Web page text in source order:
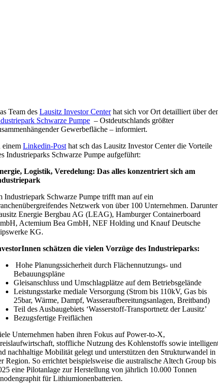
Team des Lausitz Investor Centerhat sich vor Ort detailliert über
Schwarze Pumpe – Ostdeutschlands größter
Gewerbefläche – informiert.
einem Linkedin-Post hat sch das Lausitz Investor Center die Vorteile
Industrieparks Schwarze Pumpe aufgeführt:
Logistik, Veredelung: Das alles konzentriert sich am
Industriepark Schwarze Pumpe trifft man auf ein
Netzwerk von über 100 Unternehmen.
Energie Bergbau AG (LEAG), Hamburger Containerboard
Actemium Bea GmbH, NEF Holding und Knauf Deutsche
KG.
schätzen die vielen Vorzüge des Industrieparks:
Hohe Planungssicherheit durch Flächennutzungs- und
Bebauungspläne
Gleisanschluss und Umschlagplätze auf dem Betriebsgelände
Leistungsstarke mediale Versorgung (Strom bis 110kV, Gas bis
25bar, Wärme, Dampf, Wasseraufbereitungsanlagen, Breitband)
Teil des Ausbaugebiets ‘Wasserstoff-Transportnetz der Lausitz’
Bezugsfertige Freiflächen
Unternehmen haben ihren Fokus auf Power-to-X,
stoffliche Nutzung des Kohlenstoffs sowie
nachhaltige Mobilität gelegt und unterstützen den Strukturwandel in
Region. So errichtet beispielsweise die australische Altech Group bis
eine Pilotanlage zur Herstellung von jährlich 10.000 Tonnen
für Lithiumionenbatterien.